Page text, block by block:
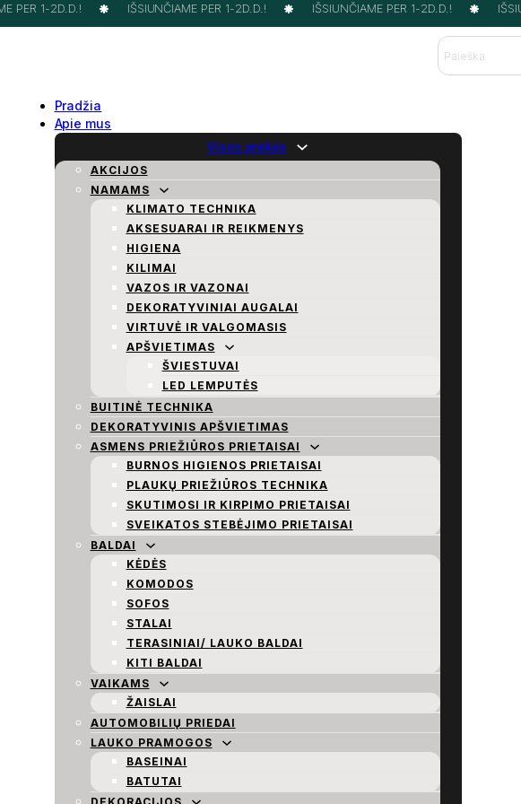
PER 1-2D.D.! IŠSIUNČIAME PER 1-2D.D.! IŠSIUNČIAME PER 1-2D.D.!
Pradžia
Apie mus
Visos prekės
AKCIJOS
NAMAMS
KLIMATO TECHNIKA
AKSESUARAI IR REIKMENYS
HIGIENA
KILIMAI
VAZOS IR VAZONAI
DEKORATYVINIAI AUGALAI
VIRTUVĖ IR VALGOMASIS
APŠVIETIMAS
ŠVIESTUVAI
LED LEMPUTĖS
BUITINĖ TECHNIKA
DEKORATYVINIS APŠVIETIMAS
ASMENS PRIEŽIŪROS PRIETAISAI
BURNOS HIGIENOS PRIETAISAI
PLAUKŲ PRIEŽIŪROS TECHNIKA
SKUTIMOSI IR KIRPIMO PRIETAISAI
SVEIKATOS STEBĖJIMO PRIETAISAI
BALDAI
KĖDĖS
KOMODOS
SOFOS
STALAI
TERASINIAI/ LAUKO BALDAI
KITI BALDAI
VAIKAMS
ŽAISLAI
AUTOMOBILIŲ PRIEDAI
LAUKO PRAMOGOS
BASEINAI
BATUTAI